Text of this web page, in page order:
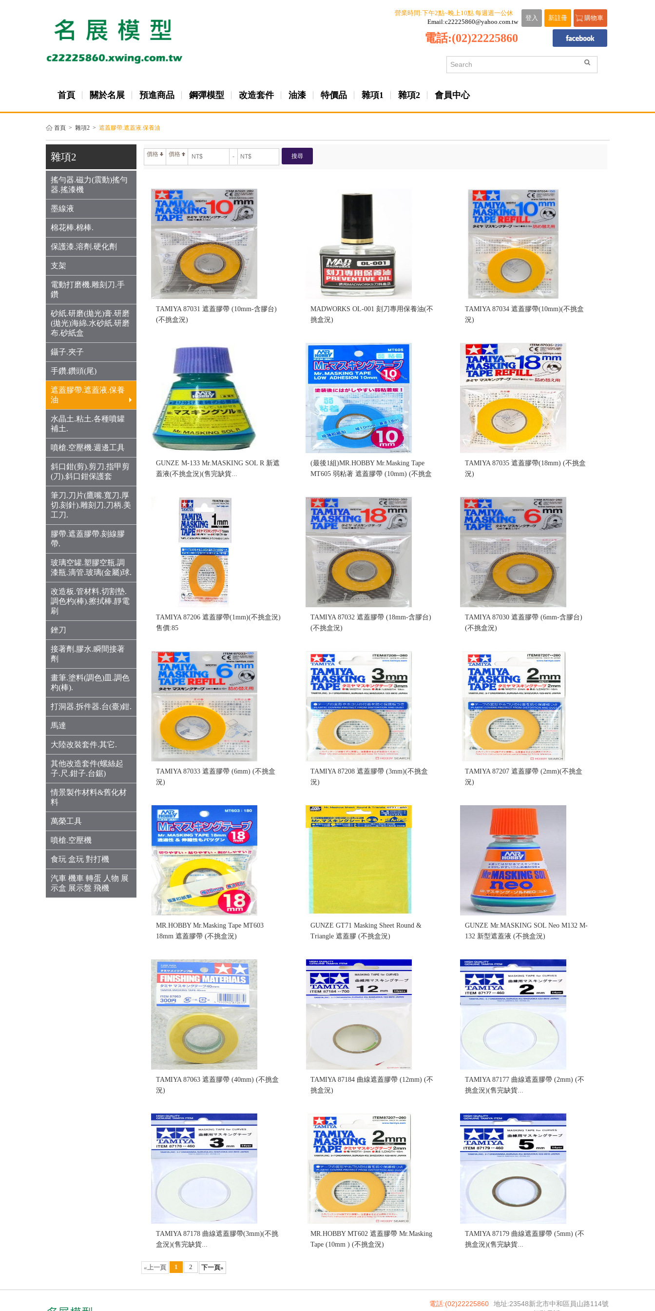
購物車
新註冊
登入
營業時間:下午2點~晚上10點.每週週一公休
Email:c22225860@yahoo.com.tw
電話:(02)22225860
首頁 關於名展 預進商品 鋼彈模型 改造套件 油漆 特價品 雜項1 雜項2 會員中心
首頁 > 雜項2 > 遮蓋膠帶.遮蓋液.保養油
雜項2
搖勻器.磁力(震動)搖勻
器.搖漆機
墨線液
棉花棒.棉棒.
保護漆.溶劑.硬化劑
支架
電動打磨機.雕刻刀.手
鑽
砂紙.研磨(拋光)膏.研磨
(拋光)海綿.水砂紙.研磨
布.砂紙盒
鑷子.夾子
手鑽.鑽頭(尾)
遮蓋膠帶.遮蓋液.保養
油
水晶土.粘土.各種噴罐
補土.
噴槍.空壓機.週邊工具
斜口鉗(剪).剪刀.指甲剪
(刀).斜口鉗保護套
筆刀.刀片(鷹嘴.寬刀.厚
切.刻針).雕刻刀.刀柄.美
工刀.
膠帶.遮蓋膠帶.刻線膠
帶.
玻璃空罐.塑膠空瓶.調
漆瓶.滴管.玻璃(金屬)球.
改造板.管材料.切割墊.
調色杓(棒).擦拭棒.靜電
刷
銼刀
接著劑.膠水.瞬間接著
劑
畫筆.塗料(調色)皿.調色
杓(棒).
打洞器.拆件器.台(臺)鉗.
馬達
大陸改裝套件.其它.
其他改造套件(螺絲起
子.尺.鉗子.台鋸)
情景製作材料&舊化材
料
萬榮工具
噴槍.空壓機
食玩 盒玩 對打機
汽車 機車 轉蛋 人物 展
示盒 展示盤 飛機
價格 價格 - 搜尋
TAMIYA 87031 遮蓋膠帶 (10mm-含膠台)
(不挑盒況)
MADWORKS OL-001 刻刀專用保養油(不
挑盒況)
TAMIYA 87034 遮蓋膠帶(10mm)(不挑盒
況)
GUNZE M-133 Mr.MASKING SOL R 新遮
蓋液(不挑盒況)(售完缺貨...
(最後1組)MR.HOBBY Mr.Masking Tape
MT605 弱粘著 遮蓋膠帶 (10mm) (不挑盒
售價:40
TAMIYA 87035 遮蓋膠帶(18mm) (不挑盒
況)
TAMIYA 87206 遮蓋膠帶(1mm)(不挑盒況)
售價:85
TAMIYA 87032 遮蓋膠帶 (18mm-含膠台)
(不挑盒況)
TAMIYA 87030 遮蓋膠帶 (6mm-含膠台)
(不挑盒況)
TAMIYA 87033 遮蓋膠帶 (6mm) (不挑盒
況)
TAMIYA 87208 遮蓋膠帶 (3mm)(不挑盒
況)
TAMIYA 87207 遮蓋膠帶 (2mm)(不挑盒
況)
MR.HOBBY Mr.Masking Tape MT603
18mm 遮蓋膠帶 (不挑盒況)
GUNZE GT71 Masking Sheet Round &
Triangle 遮蓋膠 (不挑盒況)
GUNZE Mr.MASKING SOL Neo M132 M-
132 新型遮蓋液 (不挑盒況)
TAMIYA 87063 遮蓋膠帶 (40mm) (不挑盒
況)
TAMIYA 87184 曲線遮蓋膠帶 (12mm) (不
挑盒況)
TAMIYA 87177 曲線遮蓋膠帶 (2mm) (不
挑盒況)(售完缺貨...
TAMIYA 87178 曲線遮蓋膠帶(3mm)(不挑
盒況)(售完缺貨...
MR.HOBBY MT602 遮蓋膠帶 Mr.Masking
Tape (10mm ) (不挑盒況)
TAMIYA 87179 曲線遮蓋膠帶 (5mm) (不
挑盒況)(售完缺貨...
«上一頁
1 2 下一頁»
地址:23548新北市中和區員山路114號
電話:(02)22225860